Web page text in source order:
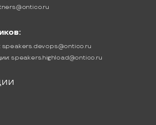
speakers.devops@ontico.ru
speakers.highload@ontico.ru